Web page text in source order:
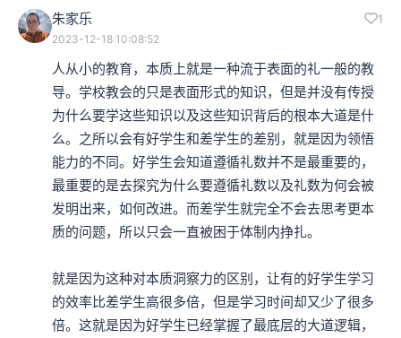
不是守礼的一种日常的评断。另外还有定时的或者是应用
特殊场合的礼仪，那人每天张开眼睛就是活在这样的礼的
一层一层的拘束底下。然而这样的拘束到了孔子的时代，
就有越来越多的人质疑，当然也有更多人就离开了这种礼
的拘执，自己去做不一样的行为，过不同的生活。
孔子一方面他希望恢复这样礼仪的秩序，让大家在人与人
之间有固定的规范。但是另外一方面，他所强调的不是拘
泥于礼外表的形式，而是强调礼之本。
第一，你在行使这些礼，不管是跟别人之间的互动，或者
朱家乐 1
2023-12-18 10:08:52
人从小的教育，本质上就是一种流于表面的礼一般的教
导。学校教会的只是表面形式的知识，但是并没有传授
为什么要学这些知识以及这些知识背后的根本大道是什
么。之所以会有好学生和差学生的差别，就是因为领悟
能力的不同。好学生会知道遵循礼数并不是最重要的，
最重要的是去探究为什么要遵循礼数以及礼数为何会被
发明出来，如何改进。而差学生就完全不会去思考更本
质的问题，所以只会一直被困于体制内挣扎。
就是因为这种对本质洞察力的区别，让有的好学生学习
的效率比差学生高很多倍，但是学习时间却又少了很多
倍。这就是因为好学生已经掌握了最底层的大道逻辑，